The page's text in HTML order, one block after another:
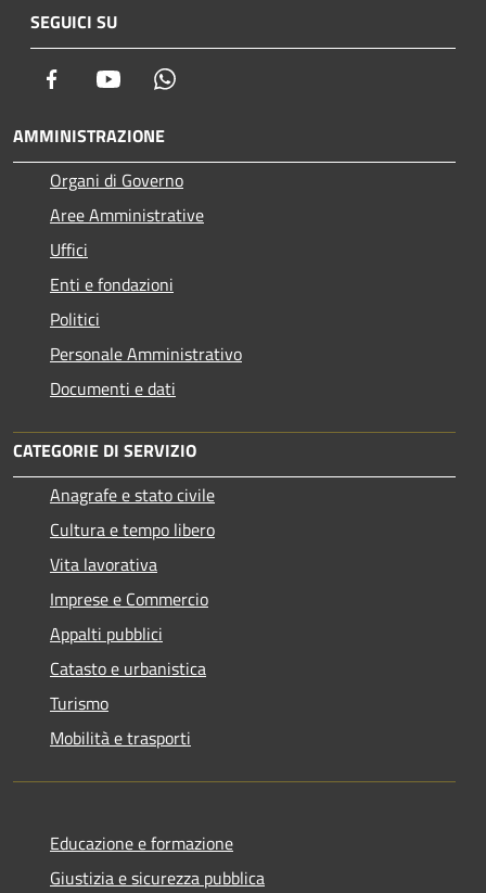
SEGUICI SU
Facebook Youtube
AMMINISTRAZIONE
Organi di Governo
Aree Amministrative
Uffici
Enti e fondazioni
Politici
Personale Amministrativo
Documenti e dati
CATEGORIE DI SERVIZIO
Anagrafe e stato civile
Cultura e tempo libero
Vita lavorativa
Imprese e Commercio
Appalti pubblici
Catasto e urbanistica
Turismo
Mobilità e trasporti
Educazione e formazione
Giustizia e sicurezza pubblica